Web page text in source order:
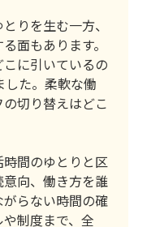
りを生む一方、
面もあります。
に引いているの
した。柔軟な働
切り替えはどこ
間のゆとりと区
向、働き方を誰
らない時間の確
制度まで、全